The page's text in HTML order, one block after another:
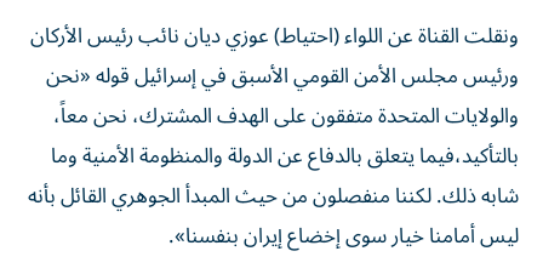
ونقلت القناة عن اللواء (احتياط) عوزي ديان نائب رئيس الأركان
ورئيس مجلس الأمن القومي الأسبق في إسرائيل قوله «نحن
والولايات المتحدة متفقون على الهدف المشترك، نحن معاً،
بالتأكيد،فيما يتعلق بالدفاع عن الدولة والمنظومة الأمنية وما
شابه ذلك. لكننا منفصلون من حيث المبدأ الجوهري القائل بأنه
ليس أمامنا خيار سوى إخضاع إيران بنفسنا».